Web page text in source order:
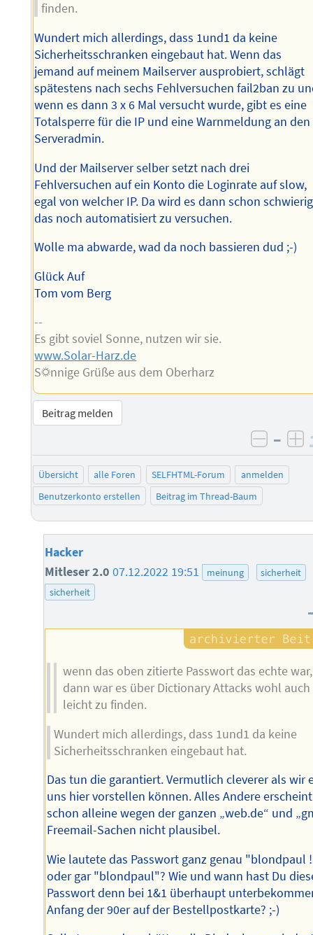
finden.
Wundert mich allerdings, dass 1und1 da keine
Sicherheitsschranken eingebaut hat. Wenn das
jemand auf meinem Mailserver ausprobiert, schlägt
spätestens nach sechs Fehlversuchen fail2ban zu
wenn es dann 3 x 6 Mal versucht wurde, gibt es eine
Totalsperre für die IP und eine Warnmeldung an den
Serveradmin.
Und der Mailserver selber setzt nach drei
Fehlversuchen auf ein Konto die Loginrate auf slow,
egal von welcher IP. Da wird es dann schon
das noch automatisiert zu versuchen.
Wolle ma abwarde, wad da noch bassieren dud ;-)
Glück Auf
Tom vom Berg
--
Es gibt soviel Sonne, nutzen wir sie.
www.Solar-Harz.de
S☼nnige Grüße aus dem Oberharz
Beitrag melden
–
Übersicht alle Foren SELFHTML-Forum
anmelden
Benutzerkonto erstellen
Beitrag im Thread-Baum
Hacker
Mitleser 2.007.12.2022 19:51 meinung
sicherheit
sicherheit
wenn das oben zitierte Passwort das echte war,
dann war es über Dictionary Attacks wohl auch
leicht zu finden.
Wundert mich allerdings, dass 1und1 da keine
Sicherheitsschranken eingebaut hat.
Das tun die garantiert. Vermutlich cleverer als wir
uns hier vorstellen können. Alles Andere erscheint
schon alleine wegen der ganzen „web.de“ und
Freemail-Sachen nicht plausibel.
Wie lautete das Passwort ganz genau "blondpaul
oder gar "blondpaul"? Wie und wann hast Du
Passwort denn bei 1&1 überhaupt
Anfang der 90er auf der Bestellpostkarte? ;-)